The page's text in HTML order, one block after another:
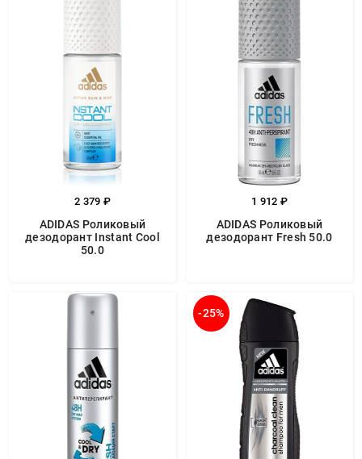
2 379 ₽
ADIDAS Роликовый
дезодорант Instant Cool
50.0
1 912 ₽
ADIDAS Роликовый
дезодорант Fresh 50.0
-25%